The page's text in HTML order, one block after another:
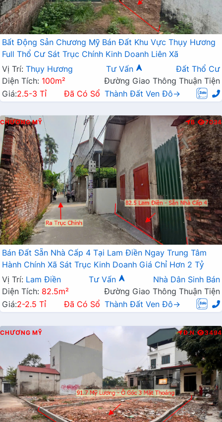
Bất Động Sản Chương Mỹ Bán Đất Khu Vực Thụy Hương
Full Thổ Cư Sát Trục Chính Kinh Doanh Liên Xã
Vị Trí: Thụy Hương Tư Vấn
Đất Thổ Cư
Diện Tích: 100m²
Đường Giao Thông Thuận Tiện
Giá:2.5-3 Tỉ Đã Có Sổ Thành Đất Ven Đô→
CHƯƠNG MỸ B 7034
Bán Đất Sẵn Nhà Cấp 4 Tại Lam Điền Ngay Trung Tâm
Hành Chính Xã Sát Trục Kinh Doanh Giá Chỉ Hơn 2 Tỷ
Vị Trí: Lam Điền Tư Vấn
Nhà Dân Sinh Bán
Diện Tích: 82.5m²
Đường Giao Thông Thuận Tiện
Giá:2-2.5 Tỉ Đã Có Sổ Thành Đất Ven Đô→
CHƯƠNG MỸ Đ.N 3494